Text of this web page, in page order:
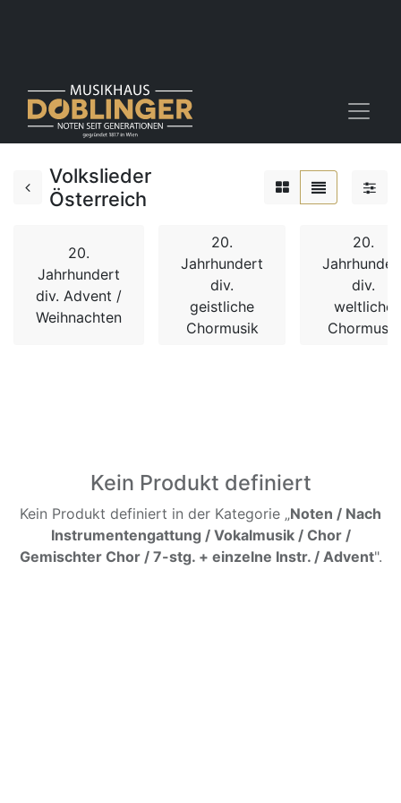
Volkslieder
Österreich
20.
Jahrhundert
div. Advent /
Weihnachten
20.
Jahrhundert
div.
geistliche
Chormusik
20.
div.
weltliche
Chormusik
Kein Produkt definiert
Kein Produkt definiert in der Kategorie „Noten / Nach
Instrumentengattung / Vokalmusik / Chor /
Gemischter Chor / 7-stg. + einzelne Instr. / Advent".